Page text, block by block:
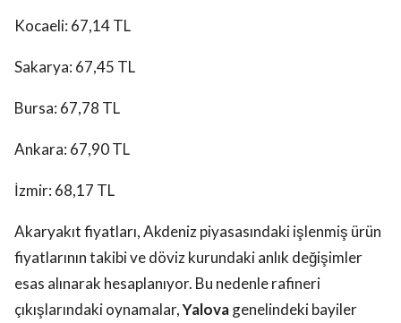
Kocaeli: 67,14 TL
Sakarya: 67,45 TL
Bursa: 67,78 TL
Ankara: 67,90 TL
İzmir: 68,17 TL
Akaryakıt fiyatları, Akdeniz piyasasındaki işlenmiş ürün
fiyatlarının takibi ve döviz kurundaki anlık değişimler
esas alınarak hesaplanıyor. Bu nedenle rafineri
çıkışlarındaki oynamalar,Yalovagenelindeki bayiler